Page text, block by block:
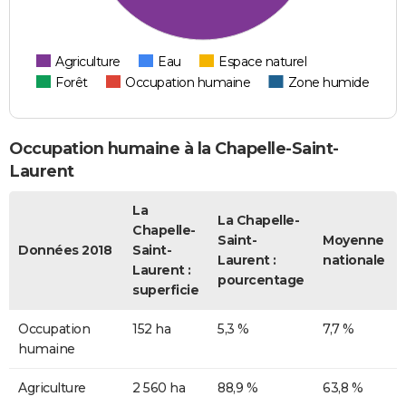
Agriculture Eau
Espace naturel
Forêt
Occupation humaine Zone humide
Occupation humaine à la Chapelle-Saint-
Laurent
Données 2018
La
Chapelle-
Saint-
Laurent :
superficie
La Chapelle-
Saint-
Laurent :
pourcentage
Moyenne
nationale
Occupation
humaine
152 ha 5,3 % 7,7 %
Agriculture 2 560 ha 88,9 % 63,8 %